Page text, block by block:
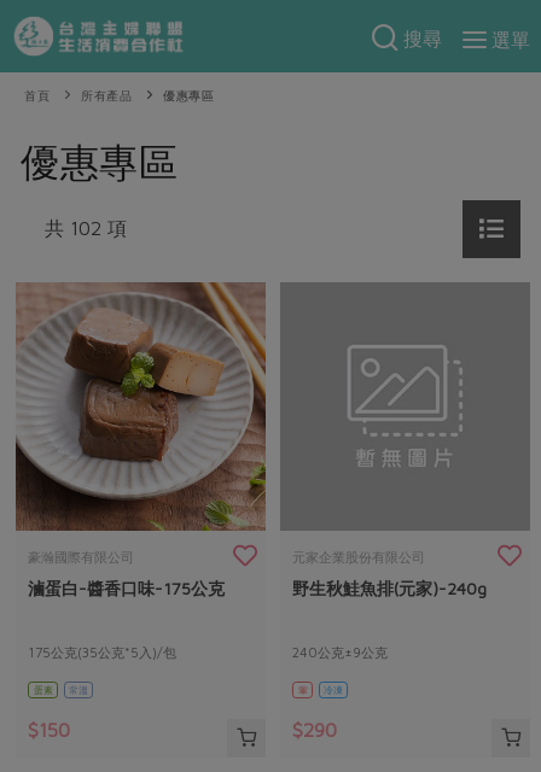
搜尋
選單
產品分類
當季蔬果
一籃菜
芽苗類
奶蛋豆・五穀
肉品・水產
水畜加工品
調理食材・點心
調味醬料/南北貨 烘焙
食譜料理
肉食
海鮮
蔬食
蛋料理
料理方式
醬料
湯品．鍋物
把最好的台灣味帶回家！
防災用品預購圓滿結束
2026年端午節預購圓滿結束
更多預購活動
當季產品
合作25-經典快閃最後一週
合作25-精選產品第三彈
更多當季產品
觀點文章
主婦食堂 一籃菜真心話
社內大小事 合作聯合國
產品故事
樂齡生活
廚房瑜伽
減硝酸鹽
關於合作社
認識合作社
關於我們
合作社組織
員工與求才
自主把關
檢驗報告
硝酸鹽檢驗
重要公告
首頁 所有產品 優惠專區
優惠專區
共 102 項
豪瀚國際有限公司
滷蛋白-醬香口味-175公克
175公克(35公克*5入)/包
蛋素 常溫
$150
元家企業股份有限公司
野生秋鮭魚排(元家)-240g
240公克±9公克
葷 冷凍
$290